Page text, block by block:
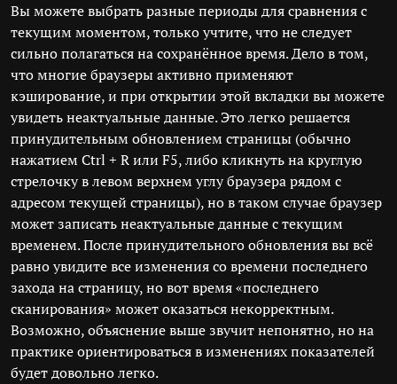
Вы можете выбрать разные периоды для сравнения с
текущим моментом, только учтите, что не следует
сильно полагаться на сохранённое время. Дело в том,
что многие браузеры активно применяют
кэширование, и при открытии этой вкладки вы можете
увидеть неактуальные данные. Это легко решается
принудительным обновлением страницы (обычно
нажатием Ctrl + R или F5, либо кликнуть на круглую
стрелочку в левом верхнем углу браузера рядом с
адресом текущей страницы), но в таком случае браузер
может записать неактуальные данные с текущим
временем. После принудительного обновления вы всё
равно увидите все изменения со времени последнего
захода на страницу, но вот время «последнего
сканирования» может оказаться некорректным.
Возможно, объяснение выше звучит непонятно, но на
практике ориентироваться в изменениях показателей
будет довольно легко.